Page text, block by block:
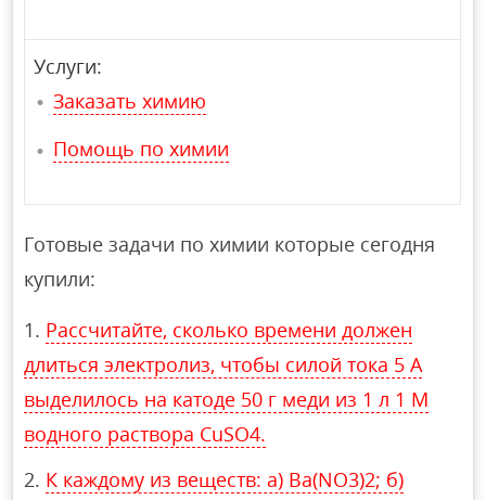
Услуги:
Заказать химию
Помощь по химии
Готовые задачи по химии которые сегодня
купили:
Рассчитайте, сколько времени должен
длиться электролиз, чтобы силой тока 5 А
выделилось на катоде 50 г меди из 1 л 1 М
водного раствора CuSO4.
К каждому из веществ: а) Ba(NO3)2; б)